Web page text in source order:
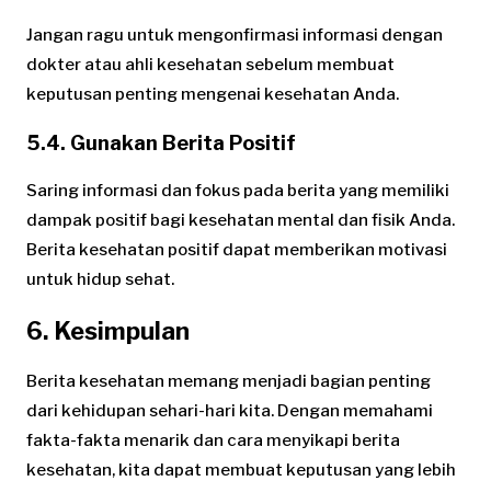
Jangan ragu untuk mengonfirmasi informasi dengan
dokter atau ahli kesehatan sebelum membuat
keputusan penting mengenai kesehatan Anda.
5.4. Gunakan Berita Positif
Saring informasi dan fokus pada berita yang memiliki
dampak positif bagi kesehatan mental dan fisik Anda.
Berita kesehatan positif dapat memberikan motivasi
untuk hidup sehat.
6. Kesimpulan
Berita kesehatan memang menjadi bagian penting
dari kehidupan sehari-hari kita. Dengan memahami
fakta-fakta menarik dan cara menyikapi berita
kesehatan, kita dapat membuat keputusan yang lebih